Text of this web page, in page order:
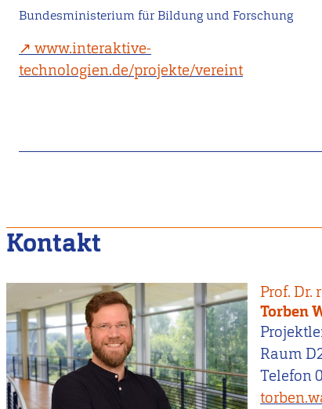
Bundesministerium für Bildung und Forschung
www.interaktive-
technologien.de/projekte/vereint
Kontakt
Prof. Dr.
Torben
Raum
Telefon